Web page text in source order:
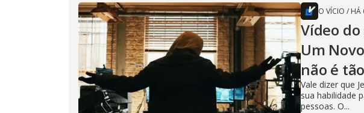
O VÍCIO / HÁ
Vídeo
Um
não é
Vale dizer que
sua habilidade
pessoas. O...